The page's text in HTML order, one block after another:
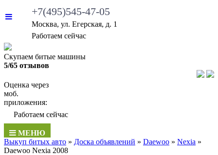
+7(495)545-47-05
Москва, ул. Егерская, д. 1
Работаем сейчас
Скупаем битые машины
5/65 отзывов
Оценка через
моб.
приложения:
Работаем сейчас
МЕНЮ
Выкуп битых авто » Доска объявлений » Daewoo » Nexia »
Daewoo Nexia 2008